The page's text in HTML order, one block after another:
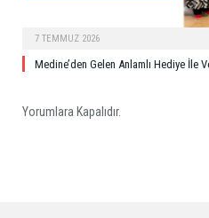
7 TEMMUZ 2026
Medine’den Gelen Anlamlı Hediye İle
Yorumlara Kapalıdır.